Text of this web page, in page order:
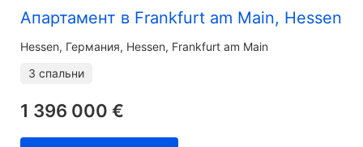
Апартамент в Frankfurt am Main, Hessen
Hessen Германия, Hessen, Frankfurt am Main
3 спальни
1 396 000 €